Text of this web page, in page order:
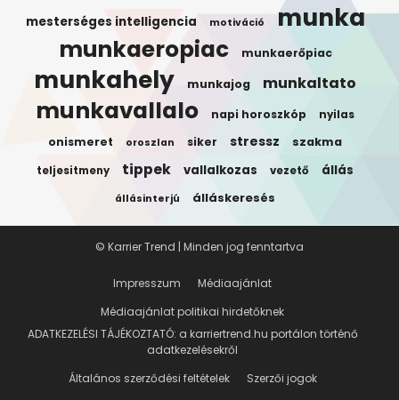
mesterséges intelligencia motiváció munka
munkaeropiac munkaerőpiac
munkahely munkajog munkaltato
munkavallalo napi horoszkóp nyilas
onismeret oroszlan siker stressz szakma
teljesitmeny tippek vallalkozas vezető állás
állásinterjú álláskeresés
Impresszum
Médiaajánlat
Médiaajánlat politikai hirdetőknek
ADATKEZELÉSI TÁJÉKOZTATÓ: a karriertrend.hu portálon történő
adatkezelésekről
Általános szerződési feltételek
Szerzői jogok
© Karrier Trend | Minden jog fenntartva